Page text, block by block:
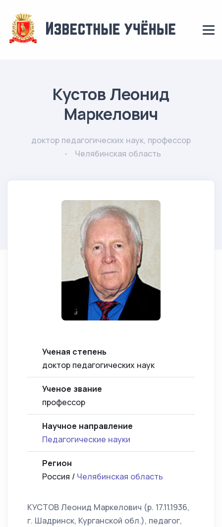
Кустов Леонид
Маркелович
доктор педагогических наук, профессор
Челябинская область
Ученая степень
доктор педагогических наук
Ученое звание
профессор
Научное направление
Педагогические науки
Регион
Россия / Челябинская область
КУСТОВ Леонид Маркелович (р. 17.11.1936,
г. Шадринск, Курганской обл.), педагог,